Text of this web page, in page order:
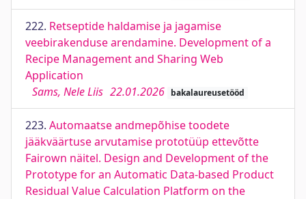
222. Retseptide haldamise ja jagamise
veebirakenduse arendamine. Development of a
Recipe Management and Sharing Web
Application
Sams, Nele Liis 22.01.2026 bakalaureusetööd
223. Automaatse andmepõhise toodete
jääkväärtuse arvutamise prototüüp ettevõtte
Fairown näitel. Design and Development of the
Prototype for an Automatic Data-based Product
Residual Value Calculation Platform on the